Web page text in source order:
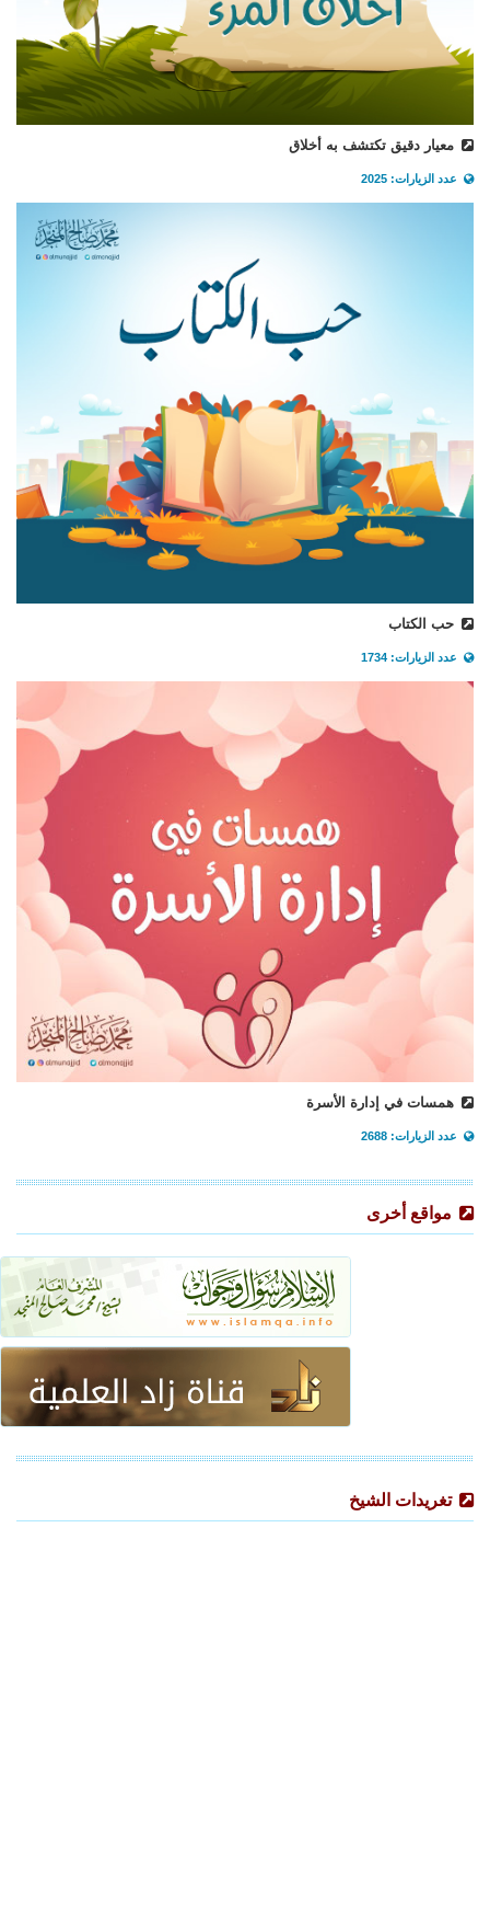
معيار دقيق تكتشف به أخلاق
عدد الزيارات: 2025
حب الكتاب
عدد الزيارات: 1734
همسات في إدارة الأسرة
عدد الزيارات: 2688
مواقع أخرى
تغريدات الشيخ